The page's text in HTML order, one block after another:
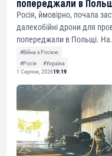
попереджали в
Росія, ймовірно, почала
далекобійні дрони для
попереджали в Польщі.
#Війна з Росією
#Росія
#Україна
1 Серпня, 202619:19